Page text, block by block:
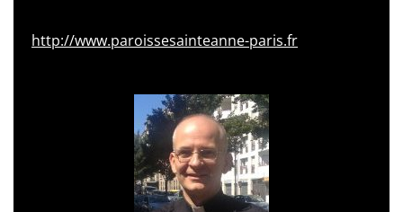
http://www.paroissesainteanne-paris.fr